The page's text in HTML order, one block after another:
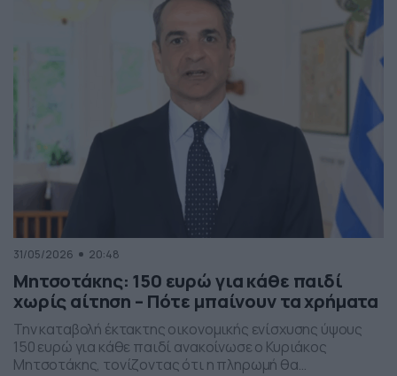
31/05/2026 20:48
Μητσοτάκης: 150 ευρώ για κάθε παιδί
χωρίς αίτηση – Πότε μπαίνουν τα χρήματα
Την καταβολή έκτακτης οικονομικής ενίσχυσης ύψους
150 ευρώ για κάθε παιδί ανακοίνωσε ο Κυριάκος
Μητσοτάκης, τονίζοντας ότι η πληρωμή θα